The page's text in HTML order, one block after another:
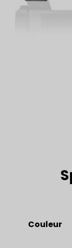
Couleur